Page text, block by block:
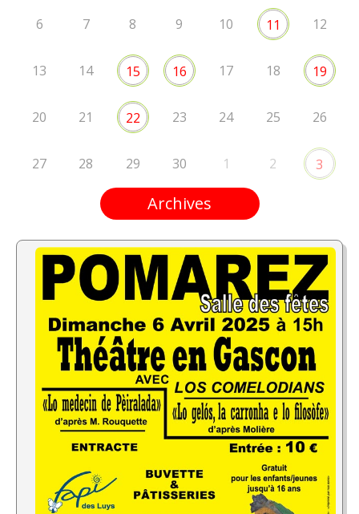
6 7 8 9 10 11 12
13 14 15 16 17 18 19
20 21 22 23 24 25 26
27 28 29 30 1 2 3
Archives